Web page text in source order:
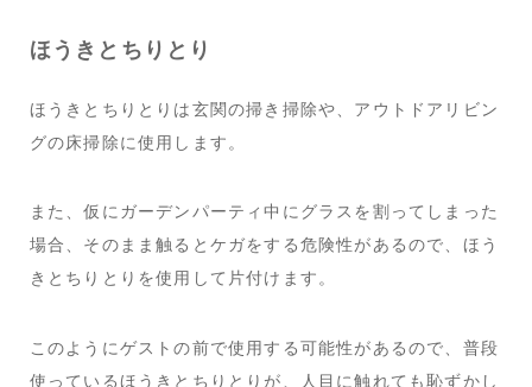
ほうきとちりとり
ほうきとちりとりは玄関の掃き掃除や、アウトドアリビン
グの床掃除に使用します。
また、仮にガーデンパーティ中にグラスを割ってしまった
場合、そのまま触るとケガをする危険性があるので、ほう
きとちりとりを使用して片付けます。
このようにゲストの前で使用する可能性があるので、普段
使っているほうきとちりとりが、人目に触れても恥ずかし